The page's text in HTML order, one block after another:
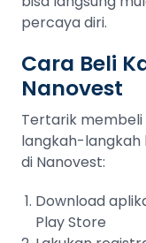
percaya diri.
Cara Beli
Nanovest
Tertarik membeli
langkah-langkah
di Nanovest:
Download
Play Store